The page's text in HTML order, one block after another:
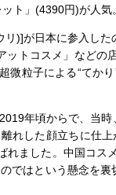
ト」(4390円)が人気。
)]が日本に参入し
トコスメ」などの
微粒子による“てか
年頃からで、当
れした顔立ちに仕
れました。中国コス
ではという懸念を